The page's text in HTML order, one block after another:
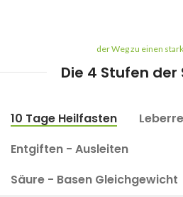
der Weg zu einen
Die 4 Stufen der
10 Tage Heilfasten
Entgiften - Ausleiten
Säure - Basen Gleichgewicht